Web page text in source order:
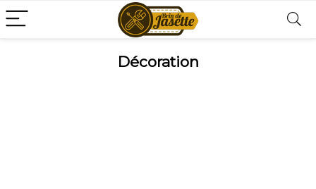
Décoration